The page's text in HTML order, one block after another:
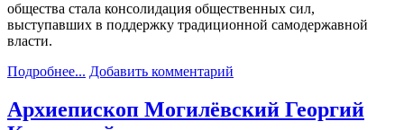
общества стала консолидация общественных сил,
выступавших в поддержку традиционной самодержавной
власти.
Подробнее... Добавить комментарий
Архиепископ Могилёвский Георгий